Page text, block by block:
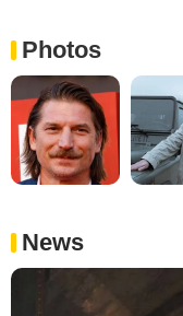
Photos
News